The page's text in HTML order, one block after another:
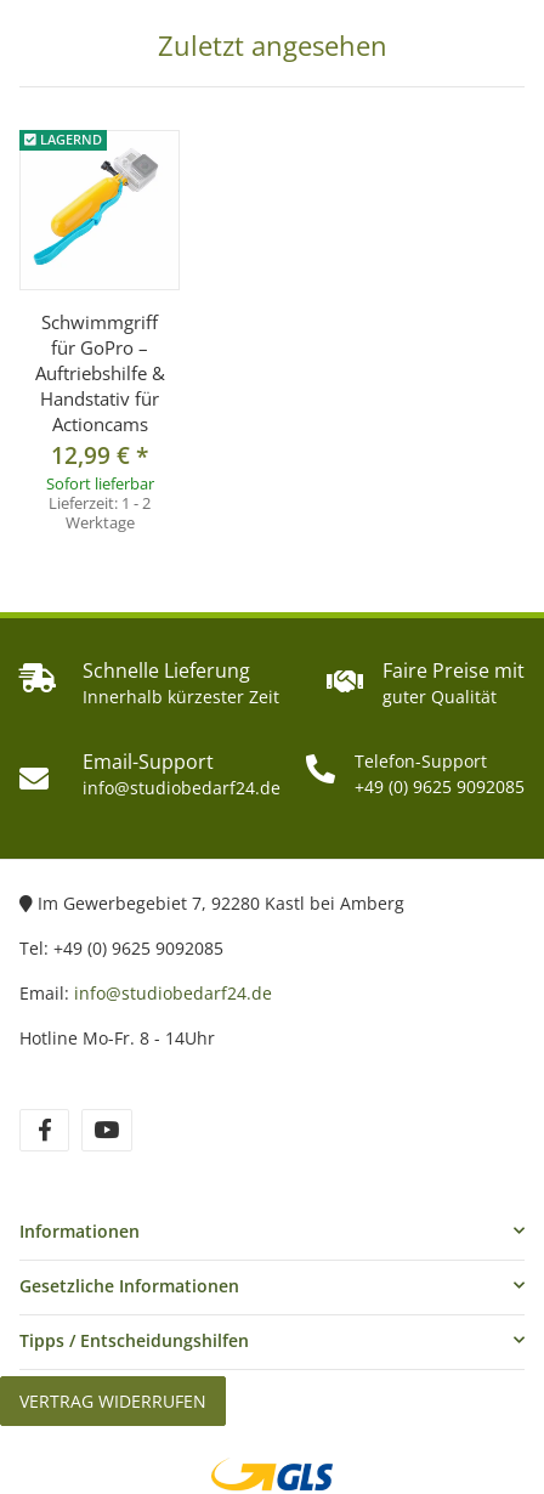
Zuletzt angesehen
LAGERND
Schwimmgriff
für GoPro –
Auftriebshilfe &
Handstativ für
Actioncams
12,99 €*
Sofort lieferbar
Lieferzeit: 1 - 2
Werktage
Schnelle Lieferung
Innerhalb kürzester Zeit
Faire Preise mit
guter Qualität
Email-Support
info@studiobedarf24.de
Telefon-Support
+49 (0) 9625 9092085
Im Gewerbegebiet 7, 92280 Kastl bei Amberg
Tel: +49 (0) 9625 9092085
Email: info@studiobedarf24.de
Hotline Mo-Fr. 8 - 14Uhr
Informationen
Gesetzliche Informationen
Tipps / Entscheidungshilfen
VERTRAG WIDERRUFEN